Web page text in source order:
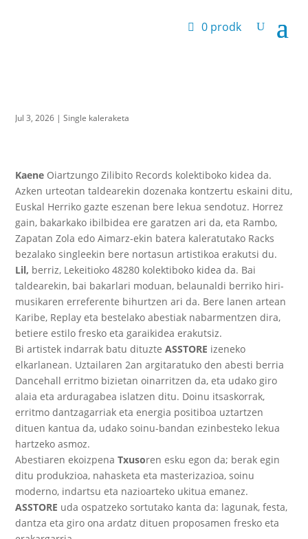
0 prodk
Jul 3, 2026 |Single kaleraketa
Kaene Oiartzungo Zilibito Records kolektiboko kidea da.
Azken urteotan taldearekin dozenaka kontzertu eskaini ditu,
Euskal Herriko gazte eszenan bere lekua sendotuz. Horrez
gain, bakarkako ibilbidea ere garatzen ari da, eta Rambo,
Zapatan Zola edo Aimarz-ekin batera kaleratutako Racks
bezalako singleekin bere nortasun artistikoa erakutsi du.
Lil, berriz, Lekeitioko 48280 kolektiboko kidea da. Bai
taldearekin, bai bakarlari moduan, belaunaldi berriko hiri-
musikaren erreferente bihurtzen ari da. Bere lanen artean
Karibe, Replay eta bestelako abestiak nabarmentzen dira,
betiere estilo fresko eta garaikidea erakutsiz.
Bi artistek indarrak batu dituzteASSTORE izeneko
elkarlanean. Uztailaren 2an argitaratuko den abesti berria
Dancehall erritmo bizietan oinarritzen da, eta udako giro
alaia eta arduragabea islatzen ditu. Doinu itsaskorrak,
erritmo dantzagarriak eta energia positiboa uztartzen
dituen kantua da, udako soinu-bandan ezinbesteko lekua
hartzeko asmoz.
Abestiaren ekoizpenaTxusoren esku egon da; berak egin
ditu produkzioa, nahasketa eta masterizazioa, soinu
moderno, indartsu eta nazioarteko ukitua emanez.
ASSTORE uda ospatzeko sortutako kanta da: lagunak, festa,
dantza eta giro ona ardatz dituen proposamen fresko eta